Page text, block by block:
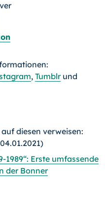
, Tumblrund
diesen verweisen:
1989“: Erste umfassende
der Bonner